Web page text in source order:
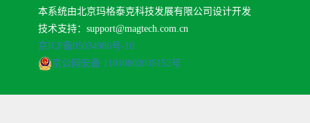
本系统由北京玛格泰克科技发展有限公司设计开发
技术支持：support@magtech.com.cn
京ICP备05034986号-10
京公网安备 11010802035152号